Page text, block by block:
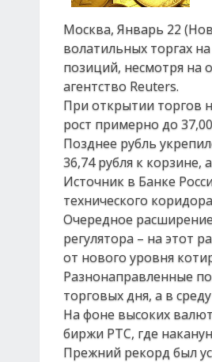
Москва, Январь 22
волатильных торгах
позиций, несмотря на
агентство Reuters.
При открытии торгов
рост примерно до
Позднее рубль
36,74 рубля к корзине,
Источник в Банке
технического
Очередное
регулятора – на этот
от нового уровня
Разнонаправленные
торговых дня, а в
На фоне высоких
биржи РТС, где
Прежний рекорд был